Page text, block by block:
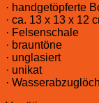
· handgetöpferte
· ca. 13 x 13 x 12
· Felsenschale
· brauntöne
· unglasiert
· unikat
·